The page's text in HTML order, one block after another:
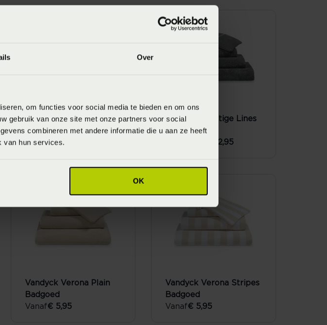
Over
om functies voor social media te bieden en om ons
gebruik van onze site met onze partners voor social
combineren met andere informatie die u aan ze heeft
van hun services.
OK
Essenza Rosie
Handdoek
Vanaf€ 19,95
SALE
Vandyck Prestige Lines
Badgoed
€ 2,95
Vandyck Verona Plain
Badgoed
Vanaf€ 5,95
Vandyck Verona Stripes
Badgoed
Vanaf€ 5,95